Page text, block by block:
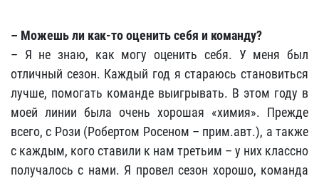
– Можешь ли как-то оценить себя и команду?
– Я не знаю, как могу оценить себя. У меня был
отличный сезон. Каждый год я стараюсь становиться
лучше, помогать команде выигрывать. В этом году в
моей линии была очень хорошая «химия». Прежде
всего, с Рози (Робертом Росеном – прим.авт.), а также
с каждым, кого ставили к нам третьим – у них классно
получалось с нами. Я провел сезон хорошо, команда